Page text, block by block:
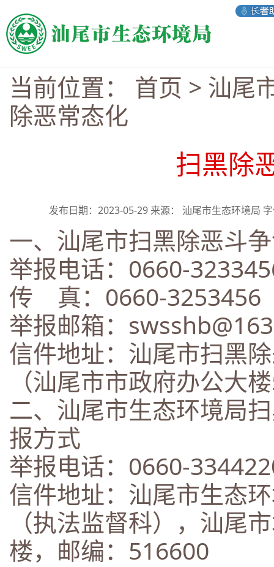
当前位置： 首页 > 汕尾
除恶常态化
扫黑除
发布日期：2023-05-29 来源： 汕尾市生态环境局
一、汕尾市扫黑除恶斗
举报电话：0660-
传 真：0660-3253456
举报邮箱：
信件地址：汕尾市扫黑
（汕尾市市政府办公大
二、汕尾市生态环境局
报方式
举报电话：0660-
信件地址：汕尾市生态
（执法监督科），汕尾
楼，邮编：516600